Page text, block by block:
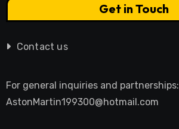
Get in Touch
Contact us
For general inquiries and partnerships:
AstonMartin199300@hotmail.com